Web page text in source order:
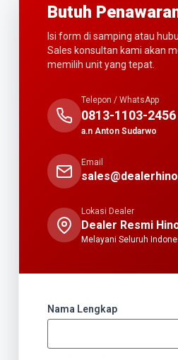
Butuh
Isi form di samping atau
Sales konsultan kami akan
memilih unit yang tepat.
Telepon / WhatsApp
0813-1103-2456
a.n Anton Sudarwo
Email
Lokasi Dealer
Dealer Resmi
Melayani Seluruh
Nama Lengkap